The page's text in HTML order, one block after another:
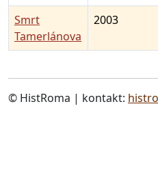
Smrt
Tamerlánova
2003
© HistRoma | kontakt: